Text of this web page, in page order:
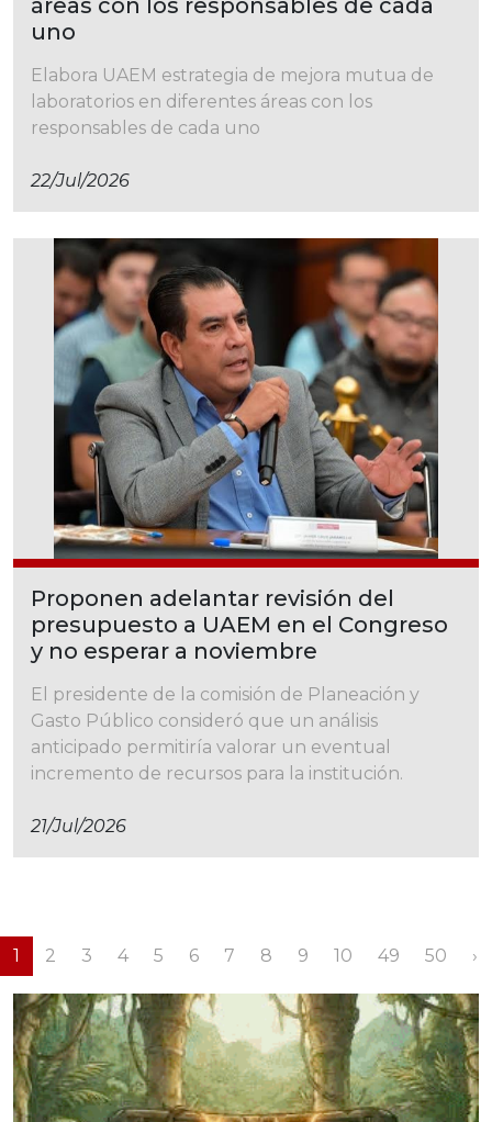
áreas con los responsables de cada
uno
Elabora UAEM estrategia de mejora mutua de
laboratorios en diferentes áreas con los
responsables de cada uno
22/jul/2026
Proponen adelantar revisión del
presupuesto a UAEM en el Congreso
y no esperar a noviembre
El presidente de la comisión de Planeación y
Gasto Público consideró que un análisis
anticipado permitiría valorar un eventual
incremento de recursos para la institución.
21/jul/2026
1 2 3 4 5 6 7 8 9 10 49 50 ›